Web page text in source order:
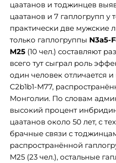
цаатанов и тоджинцев
цаатанов и 7 гаплогрупп у
практически две мужские
только гаплогруппы N3a5-
M25 (10 чел.) составляют
всего тут сыграл роль
один человек отличается
С2b1b1-М77,
Монголии. По словам
высокий процент
цаатанов около 50 лет, с
брачные связи с
распространённой
M25 (23 чел.), остальные